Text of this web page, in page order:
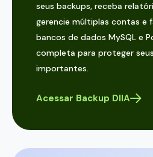
seus backups, receba
gerencie múltiplas contas e
bancos de dados MySQL e
completa para proteger
importantes.
Acessar Backup DIIA